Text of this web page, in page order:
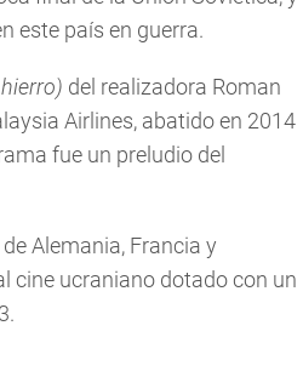
este país en guerra.
del realizadora Roman
Airlines, abatido en 2014
fue un preludio del
Alemania, Francia y
cine ucraniano dotado con un